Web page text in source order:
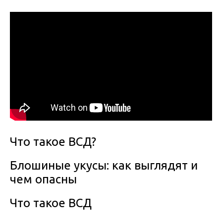
Что такое ВСД?
Блошиные укусы: как выглядят и
чем опасны
Что такое ВСД